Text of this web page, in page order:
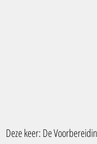
Deze keer: De